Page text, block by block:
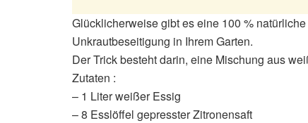
Glücklicherweise gibt es eine 100 %
Unkrautbeseitigung in Ihrem Garten.
Der Trick besteht darin, eine Mischung aus
Zutaten :
– 1 Liter weißer Essig
– 8 Esslöffel gepresster Zitronensaft